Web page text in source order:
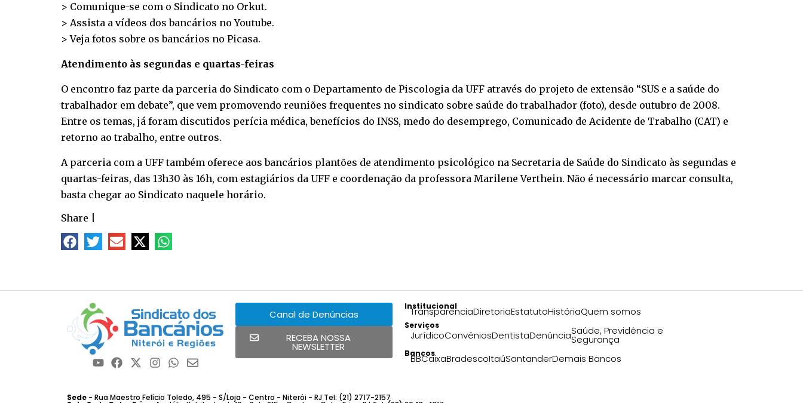
> Comunique-se com o Sindicato no Orkut.
> Assista a vídeos dos bancários noYoutube.
> Veja fotos sobre os bancários no Picasa.
Atendimento às segundas e quartas-feiras
O encontro faz parte da parceria do Sindicato com o Departamento de Piscologia da UFF através do projeto de extensão “SUS e a saúde do
trabalhador em debate”, que vem promovendo reuniões frequentes no sindicato sobre saúde do trabalhador (foto), desde outubro de 2008.
Entre os temas, já foram discutidos perícia médica, benefícios do INSS, medo do desemprego, Comunicado de Acidente de Trabalho (CAT) e
retorno ao trabalho, entre outros.
A parceria com a UFF também oferece aos bancários plantões de atendimento psicológico na Secretaria de Saúde do Sindicato às segundas e
quartas-feiras, das 13h30 às 16h, com estagiários da UFF e coordenação da professora Marilene Verthein. Não é necessário marcar consulta,
basta chegar ao Sindicato naquele horário.
Share
Canal de Denúncias
RECEBA NOSSA
NEWSLETTER
Institucional
TransparênciaDiretoriaEstatutoHistóriaQuem somos
Serviços
JurídicoConvêniosDentistaDenúnciaSaúde, Previdência e
Segurança
Bancos
BBCaixaBradescoItaúSantanderDemais Bancos
Sede - Rua Maestro Felício Toledo, 495 - S/Loja - Centro - Niterói - RJ Tel: (21) 2717-2157